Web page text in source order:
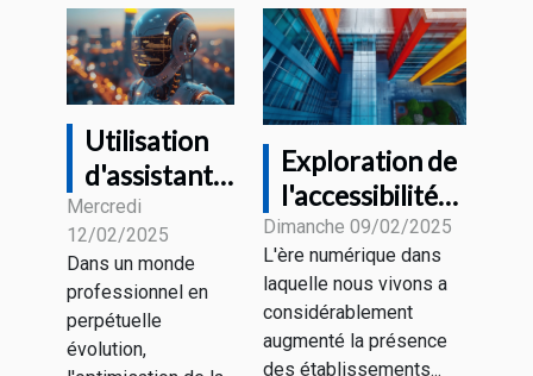
Utilisation
d'assistants
virtuels
dans la
gestion de
projets pour
une
Mercredi
12/02/2025
Dans un monde
professionnel en
perpétuelle
évolution,
Exploration de
l'accessibilité
des
établissements
technologiques
en ville
Dimanche 09/02/2025
L'ère numérique dans
laquelle nous vivons a
considérablement
augmenté la présence
des établissements...